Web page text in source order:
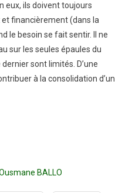
eux, ils doivent toujours
financièrement (dans la
le besoin se fait sentir. Il ne
sur les seules épaules du
sont limités. D’une
à la consolidation d’un
BALLO